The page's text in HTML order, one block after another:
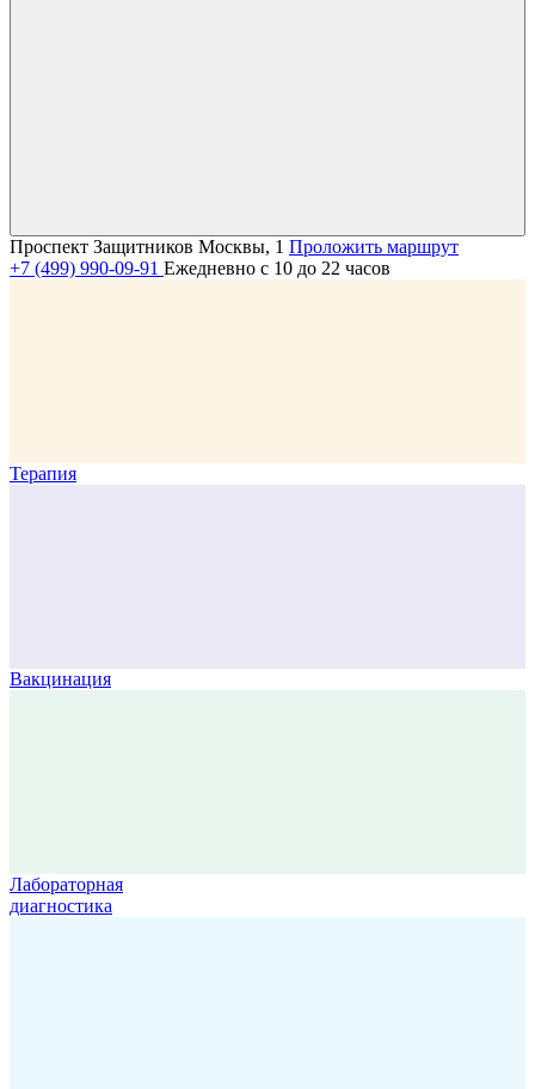
Проспект Защитников Москвы, 1 Проложить маршрут
+7 (499) 990-09-91 Ежедневно с 10 до 22 часов
Терапия
Вакцинация
Лабораторная
диагностика